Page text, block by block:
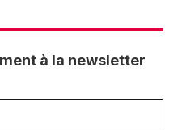
à la newsletter